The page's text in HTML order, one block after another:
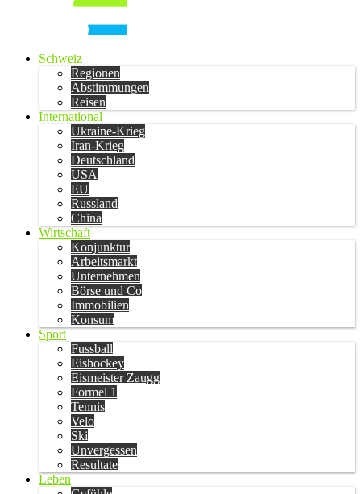
Schweiz
Regionen
Abstimmungen
Reisen
International
Ukraine-Krieg
Iran-Krieg
Deutschland
USA
EU
Russland
China
Wirtschaft
Konjunktur
Arbeitsmarkt
Unternehmen
Börse und Co
Immobilien
Konsum
Sport
Fussball
Eishockey
Eismeister Zaugg
Formel 1
Tennis
Velo
Ski
Unvergessen
Resultate
Leben